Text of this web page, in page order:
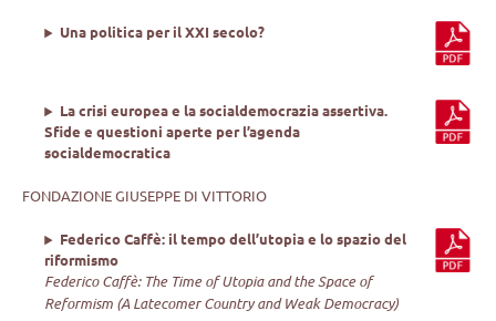
Una politica per il XXI secolo?
La crisi europea e la socialdemocrazia assertiva.
Sfide e questioni aperte per l’agenda
socialdemocratica
FONDAZIONE GIUSEPPE DI VITTORIO
Federico Caffè: il tempo dell’utopia e lo spazio del
riformismo
Federico Caffè: The Time of Utopia and the Space of
Reformism (A Latecomer Country and Weak Democracy)